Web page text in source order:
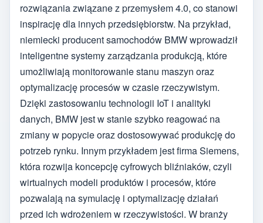
rozwiązania związane z przemysłem 4.0, co stanowi
inspirację dla innych przedsiębiorstw. Na przykład,
niemiecki producent samochodów BMW wprowadził
inteligentne systemy zarządzania produkcją, które
umożliwiają monitorowanie stanu maszyn oraz
optymalizację procesów w czasie rzeczywistym.
Dzięki zastosowaniu technologii IoT i analityki
danych, BMW jest w stanie szybko reagować na
zmiany w popycie oraz dostosowywać produkcję do
potrzeb rynku. Innym przykładem jest firma Siemens,
która rozwija koncepcję cyfrowych bliźniaków, czyli
wirtualnych modeli produktów i procesów, które
pozwalają na symulację i optymalizację działań
przed ich wdrożeniem w rzeczywistości. W branży